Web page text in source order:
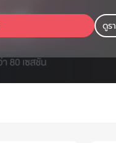
ดูร